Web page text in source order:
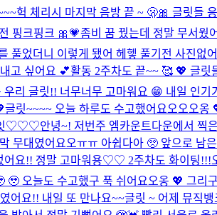
헉 체리시 마지막 음방 끝 ~ 🫢🎀 글릿들
핑크핑크 🎀💗좀비 꿈 꿨는데 정말 무서웠
풀었더니 이렇게 됐어 헤헿 풀기전 사진없
고 싶어요 💕활동 2주차도 끝~~ 🥰 💖 글릿
리 글릿!! 너무너무 고마워요 😁 내일 인기
글릿~~~~ 오늘 하루도 수고했어요오오오옹
잇♡♡♡안녕~! 저번주 엠카운트다운에서 찍
무대였어요오ㅠㅠ 아쉽다아 🥺 앞으로 남
어요!! 정말 고마워용♡♡ 2주차도 화이팅!!!
오늘도 수고했구 푹 쉬어요오옹 💖 그리
어요!! 내일 또 만나요~~글릿 ~ 어제 뮤직